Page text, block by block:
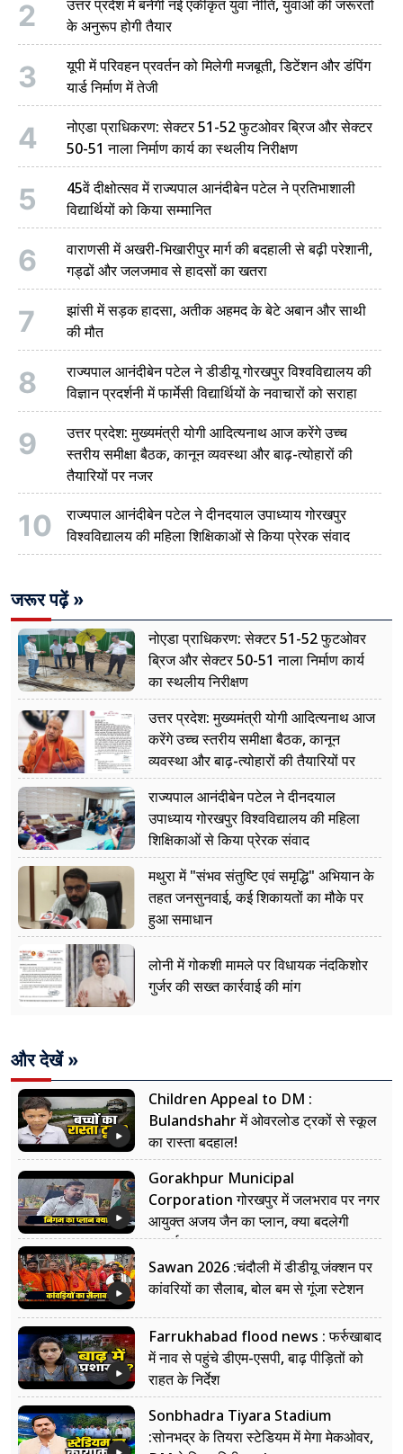
2
उत्तर प्रदेश में बनेगी नई एकीकृत युवा नीति, युवाओं की जरूरतों
के अनुरूप होगी तैयार
3
यूपी में परिवहन प्रवर्तन को मिलेगी मजबूती, डिटेंशन और डंपिंग
यार्ड निर्माण में तेजी
4
नोएडा प्राधिकरण: सेक्टर 51-52 फुटओवर ब्रिज और सेक्टर
50-51 नाला निर्माण कार्य का स्थलीय निरीक्षण
5
45वें दीक्षोत्सव में राज्यपाल आनंदीबेन पटेल ने प्रतिभाशाली
विद्यार्थियों को किया सम्मानित
6
वाराणसी में अखरी-भिखारीपुर मार्ग की बदहाली से बढ़ी परेशानी,
गड्ढों और जलजमाव से हादसों का खतरा
7
झांसी में सड़क हादसा, अतीक अहमद के बेटे अबान और साथी
की मौत
8
राज्यपाल आनंदीबेन पटेल ने डीडीयू गोरखपुर विश्वविद्यालय की
विज्ञान प्रदर्शनी में फार्मेसी विद्यार्थियों के नवाचारों को सराहा
9
उत्तर प्रदेश: मुख्यमंत्री योगी आदित्यनाथ आज करेंगे उच्च
स्तरीय समीक्षा बैठक, कानून व्यवस्था और बाढ़-त्योहारों की
तैयारियों पर नजर
10
राज्यपाल आनंदीबेन पटेल ने दीनदयाल उपाध्याय गोरखपुर
विश्वविद्यालय की महिला शिक्षिकाओं से किया प्रेरक संवाद
जरूर पढ़ें »
नोएडा प्राधिकरण: सेक्टर 51-52 फुटओवर
ब्रिज और सेक्टर 50-51 नाला निर्माण कार्य
का स्थलीय निरीक्षण
उत्तर प्रदेश: मुख्यमंत्री योगी आदित्यनाथ आज
करेंगे उच्च स्तरीय समीक्षा बैठक, कानून
व्यवस्था और बाढ़-त्योहारों की तैयारियों पर
नजर
राज्यपाल आनंदीबेन पटेल ने दीनदयाल
उपाध्याय गोरखपुर विश्वविद्यालय की महिला
शिक्षिकाओं से किया प्रेरक संवाद
मथुरा में "संभव संतुष्टि एवं समृद्धि" अभियान के
तहत जनसुनवाई, कई शिकायतों का मौके पर
हुआ समाधान
लोनी में गोकशी मामले पर विधायक नंदकिशोर
गुर्जर की सख्त कार्रवाई की मांग
और देखें »
Children Appeal to DM :
Bulandshahr में ओवरलोड ट्रकों से स्कूल
का रास्ता बदहाल!
Gorakhpur Municipal
Corporation गोरखपुर में जलभराव पर नगर
आयुक्त अजय जैन का प्लान, क्या बदलेगी
सफाई?
Sawan 2026 :चंदौली में डीडीयू जंक्शन पर
कांवरियों का सैलाब, बोल बम से गूंजा स्टेशन
Farrukhabad flood news : फर्रुखाबाद
में नाव से पहुंचे डीएम-एसपी, बाढ़ पीड़ितों को
राहत के निर्देश
Sonbhadra Tiyara Stadium
:सोनभद्र के तियरा स्टेडियम में मेगा मेकओवर,